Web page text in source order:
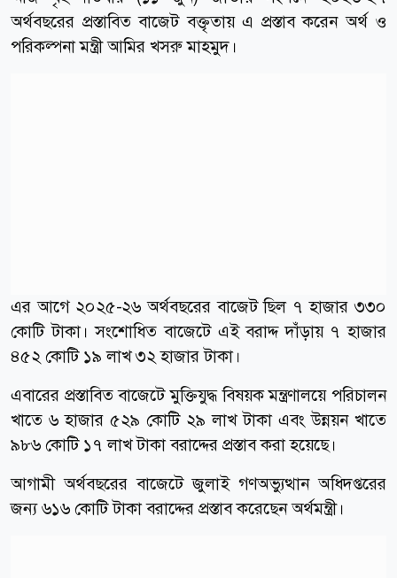
অর্থবছরের প্রস্তাবিত বাজেট বক্তৃতায় এ প্রস্তাব করেন অর্থ ও
পরিকল্পনা মন্ত্রী আমির খসরু মাহমুদ।
এর আগে ২০২৫-২৬ অর্থবছরের বাজেট ছিল ৭ হাজার ৩৩০
কোটি টাকা। সংশোধিত বাজেটে এই বরাদ্দ দাঁড়ায় ৭ হাজার
৪৫২ কোটি ১৯ লাখ ৩২ হাজার টাকা।
এবারের প্রস্তাবিত বাজেটে মুক্তিযুদ্ধ বিষয়ক মন্ত্রণালয়ে পরিচালন
খাতে ৬ হাজার ৫২৯ কোটি ২৯ লাখ টাকা এবং উন্নয়ন খাতে
৯৮৬ কোটি ১৭ লাখ টাকা বরাদ্দের প্রস্তাব করা হয়েছে।
আগামী অর্থবছরের বাজেটে জুলাই গণঅভ্যুত্থান অধিদপ্তরের
জন্য ৬১৬ কোটি টাকা বরাদ্দের প্রস্তাব করেছেন অর্থমন্ত্রী।